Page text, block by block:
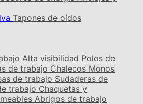
Tapones de oídos
Alta visibilidad Polos de
de trabajo Chalecos Monos
de trabajo Sudaderas de
trabajo Chaquetas y
Abrigos de trabajo